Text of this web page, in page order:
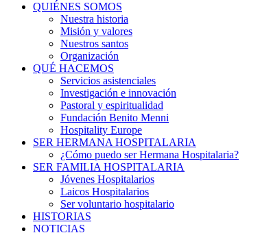
QUIÉNES SOMOS
Nuestra historia
Misión y valores
Nuestros santos
Organización
QUÉ HACEMOS
Servicios asistenciales
Investigación e innovación
Pastoral y espiritualidad
Fundación Benito Menni
Hospitality Europe
SER HERMANA HOSPITALARIA
¿Cómo puedo ser Hermana Hospitalaria?
SER FAMILIA HOSPITALARIA
Jóvenes Hospitalarios
Laicos Hospitalarios
Ser voluntario hospitalario
HISTORIAS
NOTICIAS